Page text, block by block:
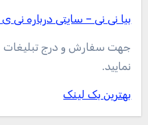
بیا نی نی – سایتی درباره نی
جهت سفارش و درج
نمایید.
بهترین بک لینک